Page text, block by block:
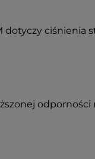
dotyczy ciśnienia
odporności